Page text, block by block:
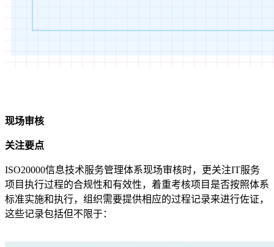
现场审核
关注要点
ISO20000信息技术服务管理体系现场审核时，更关注IT服务
项目执行过程的合规性和有效性，着重考核项目是否按照体系
标准实施和执行，组织需要提供相应的过程记录来进行佐证，
这些记录包括但不限于：